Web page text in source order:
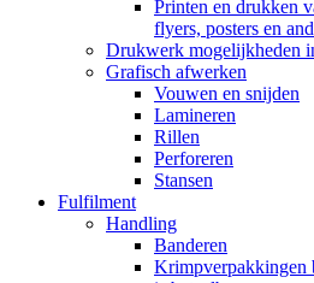
Printen en drukken
flyers, posters en
Drukwerk mogelijkheden
Grafisch afwerken
Vouwen en snijden
Lamineren
Rillen
Perforeren
Stansen
Fulfilment
Handling
Banderen
Krimpverpakkingen